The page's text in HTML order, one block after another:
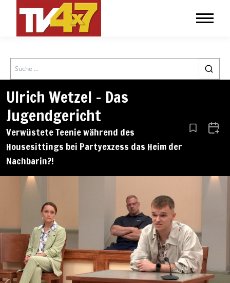
Search
Ulrich Wetzel – Das
Jugendgericht
Verwüstete Teenie während des
Housesittings bei Partyexzess das Heim der
Nachbarin?!
Aus den